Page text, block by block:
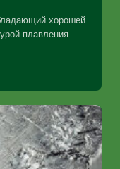
хорошей
плавления...